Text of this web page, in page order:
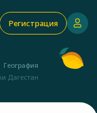
Регистрация
География
Дагестан